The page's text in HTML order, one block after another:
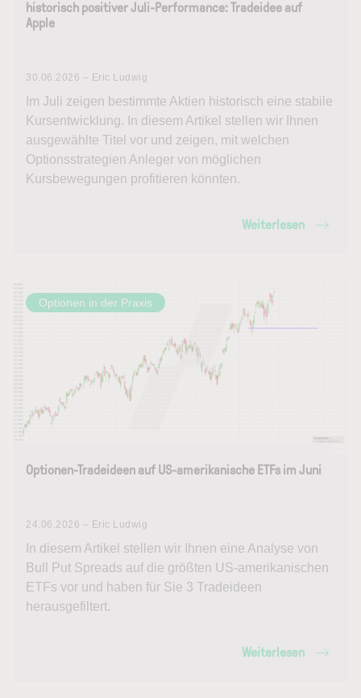
historisch positiver Juli-Performance: Tradeidee auf
Apple
30.06.2026 – Eric Ludwig
Im Juli zeigen bestimmte Aktien historisch eine stabile
Kursentwicklung. In diesem Artikel stellen wir Ihnen
ausgewählte Titel vor und zeigen, mit welchen
Optionsstrategien Anleger von möglichen
Kursbewegungen profitieren könnten.
Weiterlesen
Optionen in der Praxis
Optionen-Tradeideen auf US-amerikanische ETFs im Juni
24.06.2026 – Eric Ludwig
In diesem Artikel stellen wir Ihnen eine Analyse von
Bull Put Spreads auf die größten US-amerikanischen
ETFs vor und haben für Sie 3 Tradeideen
herausgefiltert.
Weiterlesen